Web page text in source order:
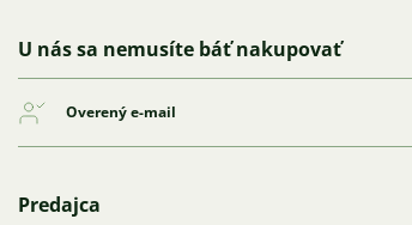
U nás sa nemusíte báť nakupovať
Overený e-mail
Predajca